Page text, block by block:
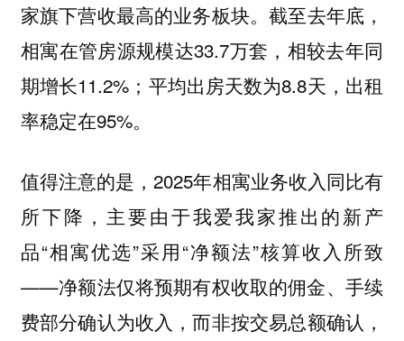
家旗下营收最高的业务板块。截至去年底，
相寓在管房源规模达33.7万套，相较去年同
期增长11.2%；平均出房天数为8.8天，出租
率稳定在95%。
值得注意的是，2025年相寓业务收入同比有
所下降，主要由于我爱我家推出的新产
品“相寓优选”采用“净额法”核算收入所致
——净额法仅将预期有权收取的佣金、手续
费部分确认为收入，而非按交易总额确认，